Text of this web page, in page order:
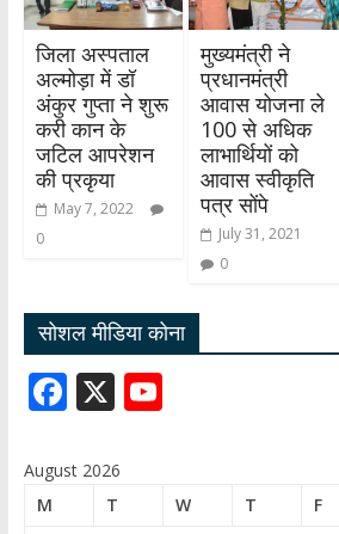
जिला अस्पताल
अल्मोड़ा में डॉ
अंकुर गुप्ता ने शुरू
करी कान के
जटिल आपरेशन
की प्रकृया
May 7, 2022
0
मुख्यमंत्री ने
प्रधानमंत्री
आवास योजना ले
100 से अधिक
लाभार्थियों को
आवास स्वीकृति
पत्र सोंपे
July 31, 2021
0
सोशल मीडिया कोना
F
e
X Y
T
August 2026
M
T W T F